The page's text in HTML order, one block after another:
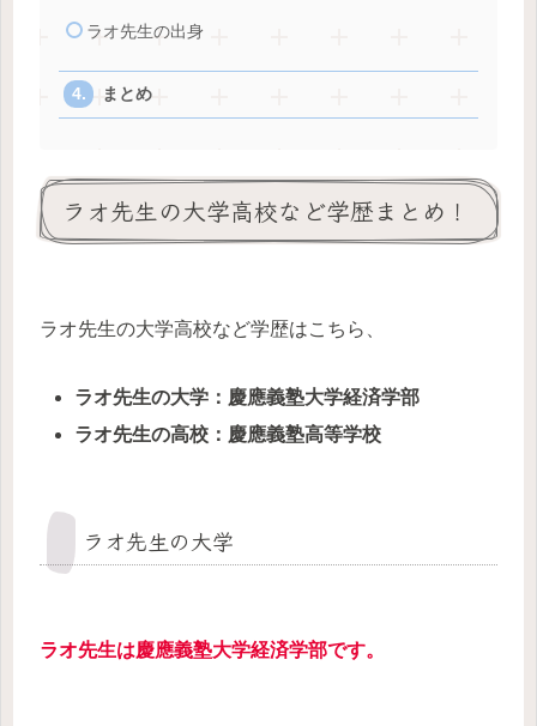
ラオ先生の出身
まとめ
ラオ先生の大学高校など学歴まとめ！
ラオ先生の大学高校など学歴はこちら、
ラオ先生の大学：慶應義塾大学経済学部
ラオ先生の高校：慶應義塾高等学校
ラオ先生の大学
ラオ先生は慶應義塾大学経済学部です。